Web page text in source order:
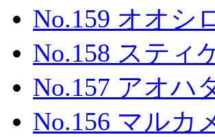
No.159 オオシ
No.158 スティ
No.157 アオハ
No.156 マルカ